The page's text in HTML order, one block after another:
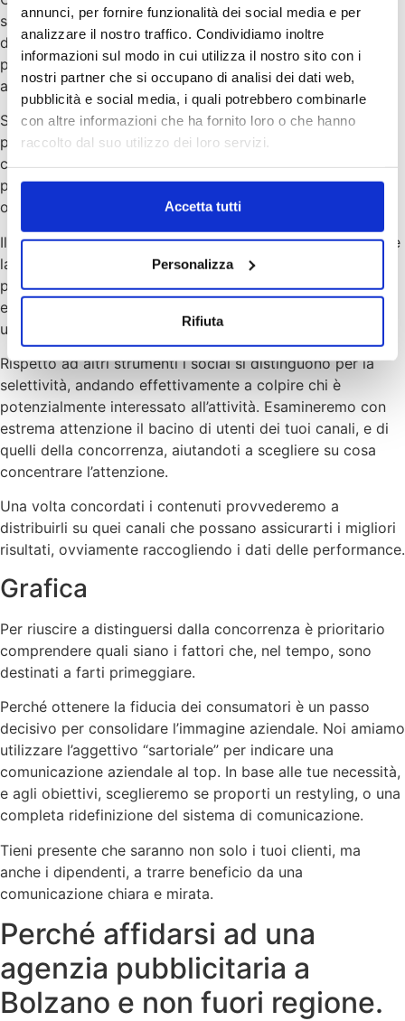
annunci, per fornire funzionalità dei social media e per
analizzare il nostro traffico. Condividiamo inoltre
informazioni sul modo in cui utilizza il nostro sito con i
nostri partner che si occupano di analisi dei dati web,
pubblicità e social media, i quali potrebbero combinarle
con altre informazioni che ha fornito loro o che hanno
raccolto dal suo utilizzo dei loro servizi.
Accetta tutti
Personalizza
Rifiuta
social network è una priorità per qualsiasi azienda
desiderosa di espandere la propria clientela. Con ogni
probabilità, i social sono lo strumento migliore per
aumentare il bacino di potenziali clienti.
Se attivare account su più canali è di per sé un ottimo
punto di partenza, ancora più importante è essere
consapevoli su come sfruttarli adeguatamente. Contattaci
per avere informazioni sul livello di personalizzazione
ottenibile, e sulle nostre grafiche.
Il risultato sarà duplice. Se da un lato riuscirai a fidelizzare
la clientela, dall’altro attirerai nuovi clienti. Informando il
pubblico sulle ultima novità inserite in catalogo, o su
eventuali promozioni, vedrai la tua azienda beneficiare di
una maggiore notorietà.
Rispetto ad altri strumenti i social si distinguono per la
selettività, andando effettivamente a colpire chi è
potenzialmente interessato all’attività. Esamineremo con
estrema attenzione il bacino di utenti dei tuoi canali, e di
quelli della concorrenza, aiutandoti a scegliere su cosa
concentrare l’attenzione.
Una volta concordati i contenuti provvederemo a
distribuirli su quei canali che possano assicurarti i migliori
risultati, ovviamente raccogliendo i dati delle performance.
Grafica
Per riuscire a distinguersi dalla concorrenza è prioritario
comprendere quali siano i fattori che, nel tempo, sono
destinati a farti primeggiare.
Perché ottenere la fiducia dei consumatori è un passo
decisivo per consolidare l’immagine aziendale. Noi amiamo
utilizzare l’aggettivo “sartoriale” per indicare una
comunicazione aziendale al top. In base alle tue necessità,
e agli obiettivi, sceglieremo se proporti un restyling, o una
completa ridefinizione del sistema di comunicazione.
Tieni presente che saranno non solo i tuoi clienti, ma
anche i dipendenti, a trarre beneficio da una
comunicazione chiara e mirata.
Perché affidarsi ad una
agenzia pubblicitaria a
Bolzano e non fuori regione.